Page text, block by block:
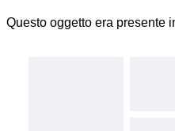
Questo oggetto era presente